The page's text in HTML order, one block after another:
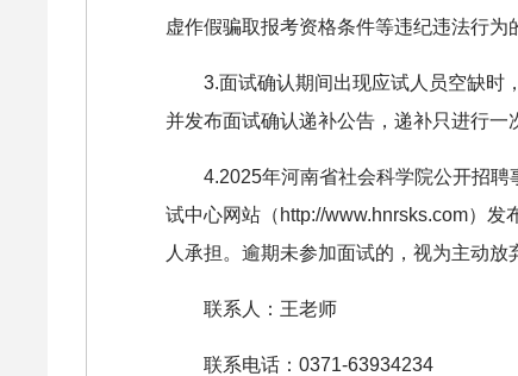
虚作假骗取报考资格条件等违纪违法行为
3.面试确认期间出现应试人员空缺时
并发布面试确认递补公告，递补只进行一
4.2025年河南省社会科学院公开招
试中心网站（http://www.hnrsks.com）
人承担。逾期未参加面试的，视为主动放
联系人：王老师
联系电话：0371-63934234